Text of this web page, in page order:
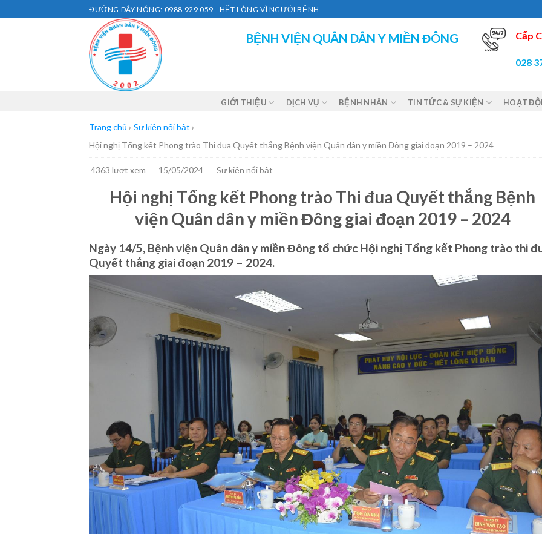
to
ĐƯỜNG DÂY NÓNG: 0988 929 059 - HẾT LÒNG VÌ NGƯỜI BỆNH
BỆNH VIỆN QUÂN DÂN Y MIỀN ĐÔNG Cấp
028
GIỚI THIỆU DỊCH VỤ BỆNH NHÂN TIN TỨC & SỰ KIỆN HOẠT
Trang chủ › Sự kiện nổi bật ›
Hội nghị Tổng kết Phong trào Thi đua Quyết thắng Bệnh viện Quân dân y miền Đông giai đoạn 2019 – 2024
4363 lượt xem 15/05/2024 Sự kiện nổi bật
Hội nghị Tổng kết Phong trào Thi đua Quyết thắng Bệnh
viện Quân dân y miền Đông giai đoạn 2019 – 2024
Ngày 14/5, Bệnh viện Quân dân y miền Đông tổ chức Hội nghị Tổng kết Phong trào thi
Quyết thắng giai đoạn 2019 – 2024.